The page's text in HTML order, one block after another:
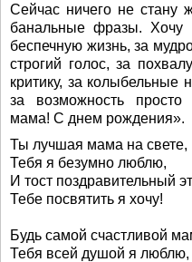
Сейчас ничего не стану
банальные фразы. Хочу
беспечную жизнь, за
строгий голос, за
критику, за колыбельные
за возможность просто
мама! С днем рождения».
Ты лучшая мама на свете,
Тебя я безумно люблю,
И тост поздравительный
Тебе посвятить я хочу!
Будь самой счастливой
Тебя всей душой я люблю,